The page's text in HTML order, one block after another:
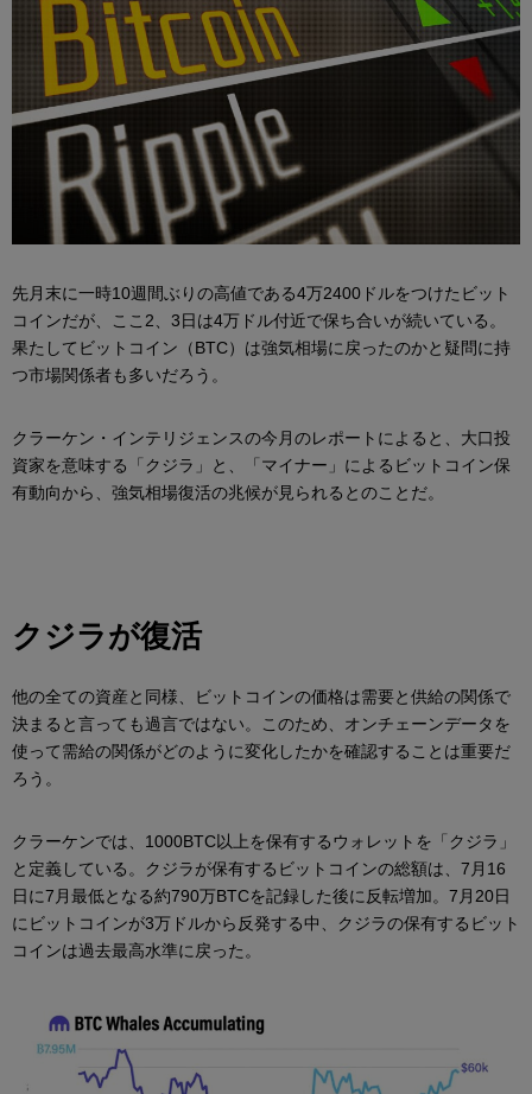
先月末に一時10週間ぶりの高値である4万2400ドルをつけたビット
コインだが、ここ2、3日は4万ドル付近で保ち合いが続いている。
果たしてビットコイン（BTC）は強気相場に戻ったのかと疑問に持
つ市場関係者も多いだろう。
クラーケン・インテリジェンスの今月のレポートによると、大口投
資家を意味する「クジラ」と、「マイナー」によるビットコイン保
有動向から、強気相場復活の兆候が見られるとのことだ。
クジラが復活
他の全ての資産と同様、ビットコインの価格は需要と供給の関係で
決まると言っても過言ではない。このため、オンチェーンデータを
使って需給の関係がどのように変化したかを確認することは重要だ
ろう。
クラーケンでは、1000BTC以上を保有するウォレットを「クジラ」
と定義している。クジラが保有するビットコインの総額は、7月16
日に7月最低となる約790万BTCを記録した後に反転増加。7月20日
にビットコインが3万ドルから反発する中、クジラの保有するビット
コインは過去最高水準に戻った。